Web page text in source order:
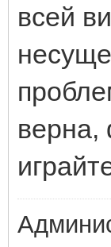
всей
верна,